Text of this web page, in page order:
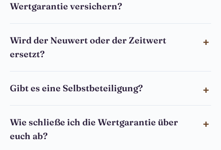
Wertgarantie versichern?
Wird der Neuwert oder der Zeitwert
ersetzt?
Gibt es eine Selbstbeteiligung?
Wie schließe ich die Wertgarantie über
euch ab?